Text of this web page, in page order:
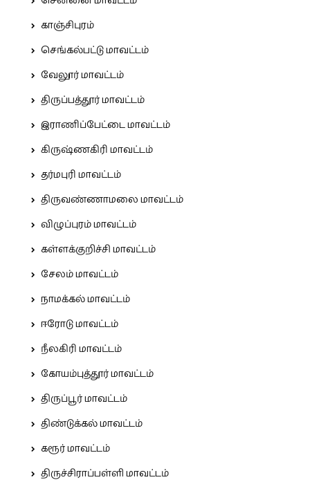
காஞ்சிபுரம்
செங்கல்பட்டு மாவட்டம்
வேலூர் மாவட்டம்
திருப்பத்தூர் மாவட்டம்
இராணிப்பேட்டை மாவட்டம்
கிருஷ்ணகிரி மாவட்டம்
தர்மபுரி மாவட்டம்
திருவண்ணாமலை மாவட்டம்
விழுப்புரம் மாவட்டம்
கள்ளக்குறிச்சி மாவட்டம்
சேலம் மாவட்டம்
நாமக்கல் மாவட்டம்
ஈரோடு மாவட்டம்
நீலகிரி மாவட்டம்
கோயம்புத்தூர் மாவட்டம்
திருப்பூர் மாவட்டம்
திண்டுக்கல் மாவட்டம்
கரூர் மாவட்டம்
திருச்சிராப்பள்ளி மாவட்டம்